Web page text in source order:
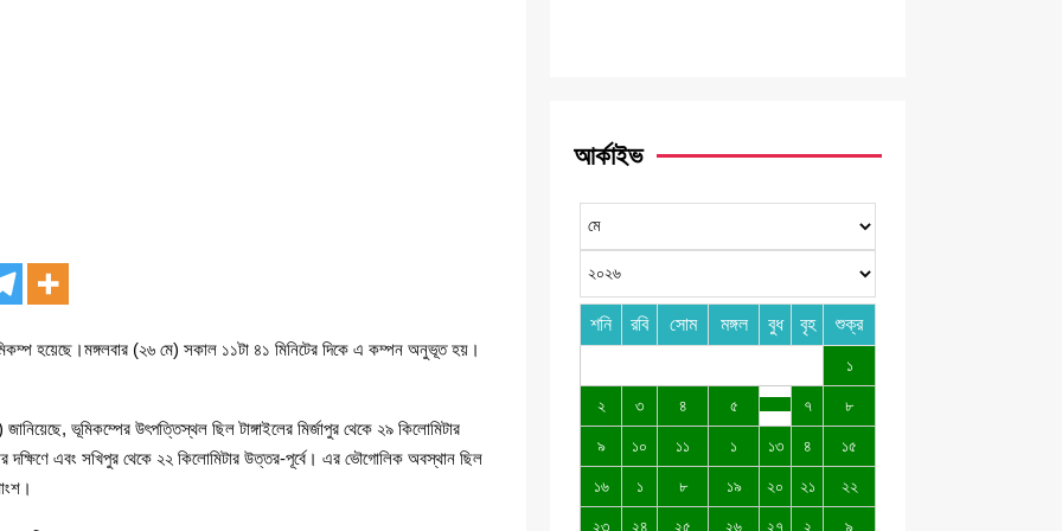
হয়েছে।মঙ্গলবার (২৬ মে) সকাল ১১টা ৪১ মিনিটের দিকে এ কম্পন অনুভূত হয়।
ভূমিকম্পের উৎপত্তিস্থল ছিল টাঙ্গাইলের মির্জাপুর থেকে ২৯ কিলোমিটার
এবং সখিপুর থেকে ২২ কিলোমিটার উত্তর-পূর্বে। এর ভৌগোলিক অবস্থান ছিল
আর্কাইভ
শনি রবি সোম মঙ্গল বুধ বৃহ শুক্র
১
২ ৩ ৪ ৫ ৭ ৮
৯ ১০ ১১ ১ ১৩ ৪ ১৫
১৬ ১ ৮ ১৯ ২০ ২১ ২২
২৩ ২৪ ২৫ ২৬ ২৭ ২ ৯